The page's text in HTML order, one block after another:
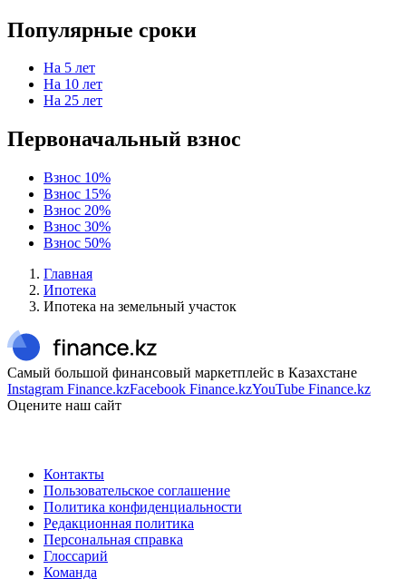
Популярные сроки
На 5 лет
На 10 лет
На 25 лет
Первоначальный взнос
Взнос 10%
Взнос 15%
Взнос 20%
Взнос 30%
Взнос 50%
Главная
Ипотека
Ипотека на земельный участок
Самый большой финансовый маркетплейс в Казахстане
Instagram Finance.kzFacebook Finance.kzYouTube Finance.kz
Оцените наш сайт
Контакты
Пользовательское соглашение
Политика конфиденциальности
Редакционная политика
Персональная справка
Глоссарий
Команда